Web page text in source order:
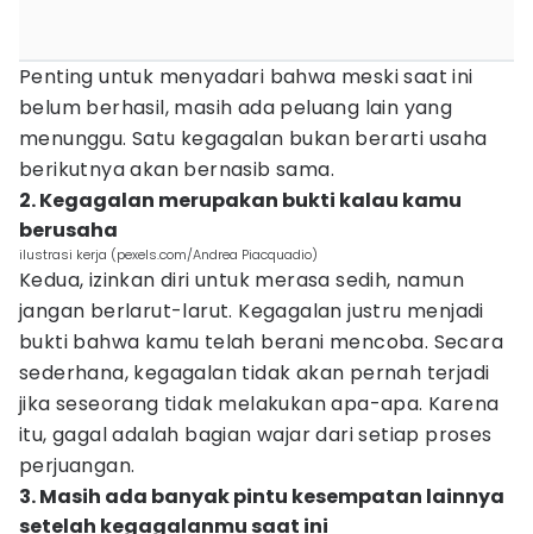
Penting untuk menyadari bahwa meski saat ini
belum berhasil, masih ada peluang lain yang
menunggu. Satu kegagalan bukan berarti usaha
berikutnya akan bernasib sama.
2. Kegagalan merupakan bukti kalau kamu
berusaha
ilustrasi kerja (pexels.com/Andrea Piacquadio)
Kedua, izinkan diri untuk merasa sedih, namun
jangan berlarut-larut. Kegagalan justru menjadi
bukti bahwa kamu telah berani mencoba. Secara
sederhana, kegagalan tidak akan pernah terjadi
jika seseorang tidak melakukan apa-apa. Karena
itu, gagal adalah bagian wajar dari setiap proses
perjuangan.
3. Masih ada banyak pintu kesempatan lainnya
setelah kegagalanmu saat ini